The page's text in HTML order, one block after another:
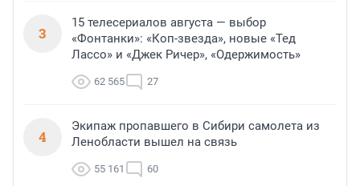
3
15 телесериалов августа — выбор
«Фонтанки»: «Коп-звезда», новые «Тед
Лассо» и «Джек Ричер», «Одержимость»
62 565 27
4
Экипаж пропавшего в Сибири самолета из
Ленобласти вышел на связь
55 161 60